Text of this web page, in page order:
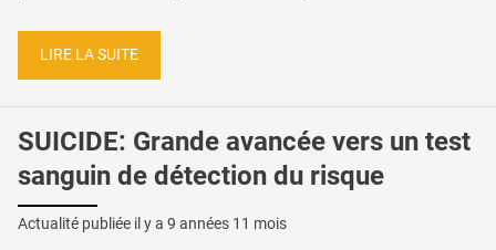
LIRE LA SUITE
SUICIDE: Grande avancée vers un test
sanguin de détection du risque
Actualité publiée il y a 9 années 11 mois